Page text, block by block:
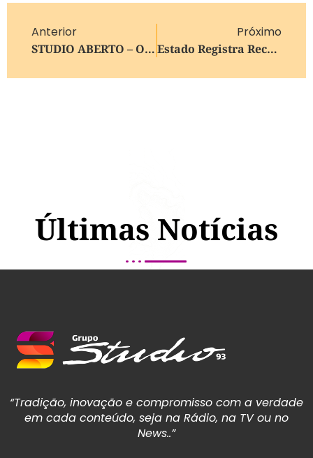
Anterior
STUDIO ABERTO – O Som Que Você Escolhe. A Vibe Que Conecta.
Próximo
Estado Registra Recorde De Passaportes Italianos E Crescimento De Cidadãos Reconhecidos Em 2025
Últimas Notícias
“Tradição, inovação e compromisso com a verdade
em cada conteúdo, seja na Rádio, na TV ou no
News..”